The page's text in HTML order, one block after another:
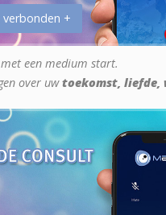
+
een medium start.
over uwtoekomst, liefde,